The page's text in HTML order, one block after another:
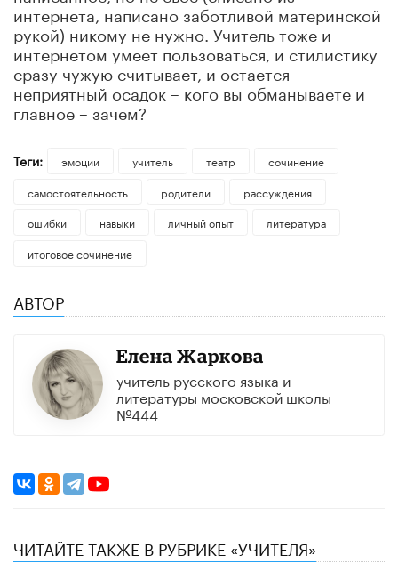
интернета, написано заботливой материнской
рукой) никому не нужно. Учитель тоже и
интернетом умеет пользоваться, и стилистику
сразу чужую считывает, и остается
неприятный осадок – кого вы обманываете и
главное – зачем?
Теги: эмоции учитель театр
сочинение
самостоятельность
родители
рассуждения
ошибки
навыки личный опыт
литература
итоговое сочинение
АВТОР
Елена Жаркова
учитель русского языка и
литературы московской школы
№444
ЧИТАЙТЕ ТАКЖЕ В РУБРИКЕ «УЧИТЕЛЯ»